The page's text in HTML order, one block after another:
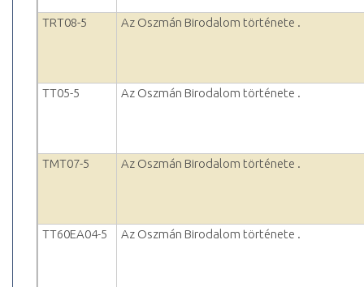
TRT08-5 Az Oszmán Birodalom története .
TT05-5 Az Oszmán Birodalom története .
TMT07-5 Az Oszmán Birodalom története .
TT60EA04-5 Az Oszmán Birodalom története .